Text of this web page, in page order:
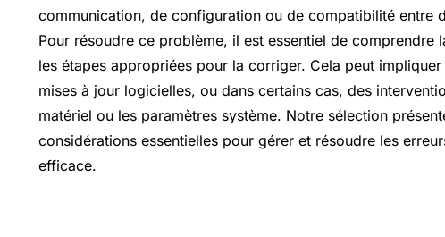
communication, de configuration ou de compatibilité entre
Pour résoudre ce problème, il est essentiel de comprendre
les étapes appropriées pour la corriger. Cela peut
mises à jour logicielles, ou dans certains cas, des
matériel ou les paramètres système. Notre sélection
considérations essentielles pour gérer et résoudre les
efficace.